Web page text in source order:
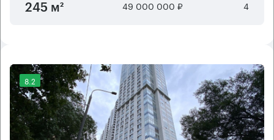
245 м² 49 000 000 ₽ 4
8.2